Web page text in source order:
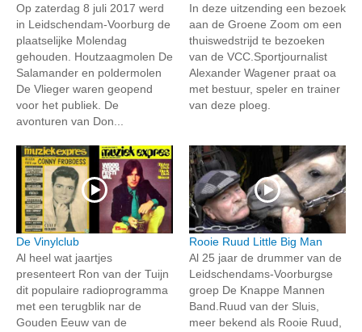
Op zaterdag 8 juli 2017 werd
in Leidschendam-Voorburg de
plaatselijke Molendag
gehouden. Houtzaagmolen De
Salamander en poldermolen
De Vlieger waren geopend
voor het publiek. De
avonturen van Don...
In deze uitzending een bezoek
aan de Groene Zoom om een
thuiswedstrijd te bezoeken
van de VCC.Sportjournalist
Alexander Wagener praat oa
met bestuur, speler en trainer
van deze ploeg.
De Vinylclub
Al heel wat jaartjes
presenteert Ron van der Tuijn
dit populaire radioprogramma
met een terugblik nar de
Gouden Eeuw van de
Rooie Ruud Little Big Man
Al 25 jaar de drummer van de
Leidschendams-Voorburgse
groep De Knappe Mannen
Band.Ruud van der Sluis,
meer bekend als Rooie Ruud,